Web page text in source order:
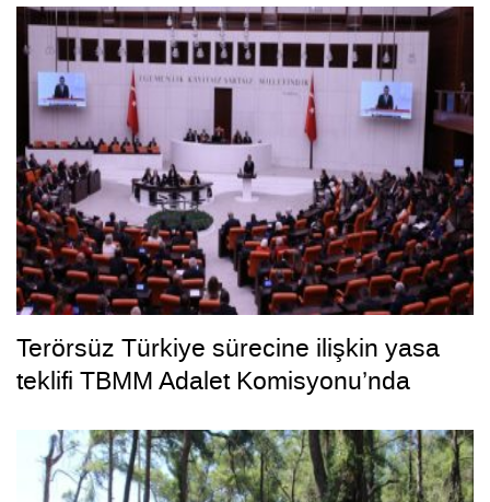
Terörsüz Türkiye sürecine ilişkin yasa
teklifi TBMM Adalet Komisyonu’nda